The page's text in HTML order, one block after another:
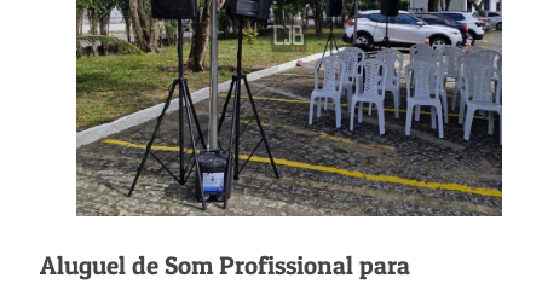
Aluguel de Som Profissional para